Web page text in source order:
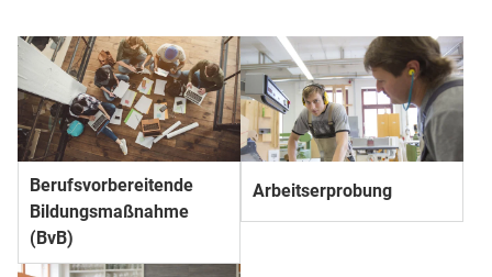
Berufs­­vorbereitende
Bildungs­­maßnahme
(BvB)
Arbeitserprobung